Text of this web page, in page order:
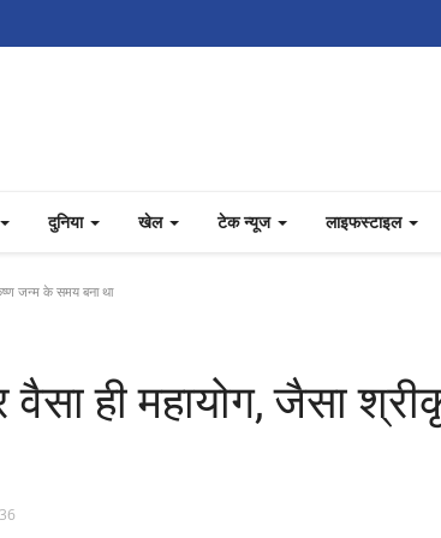
दुनिया खेल टेक न्यूज लाइफस्टाइल
जन्म के समय बना था
वैसा ही महायोग, जैसा